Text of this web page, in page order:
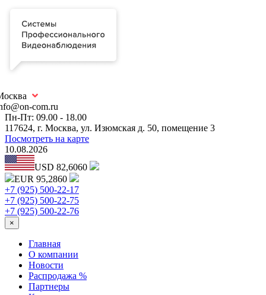
com.ru
Пн-Пт: 09.00 - 18.00
117624, г. Москва, ул. Изюмская д. 50, помещение 3
Посмотреть на карте
10.08.2026
USD 82,6060
EUR 95,2860
+7 (925) 500-22-17
+7 (925) 500-22-75
+7 (925) 500-22-76
×
Главная
О компании
Новости
Распродажа %
Партнеры